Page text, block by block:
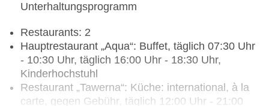
Unterhaltungsprogramm
Restaurants: 2
Hauptrestaurant „Aqua“: Buffet, täglich 07:30 Uhr
- 10:30 Uhr, täglich 16:00 Uhr - 18:30 Uhr,
Kinderhochstuhl
Restaurant „Tawerna“: Küche: international, à la
carte, gegen Gebühr, täglich 12:00 Uhr - 21:00